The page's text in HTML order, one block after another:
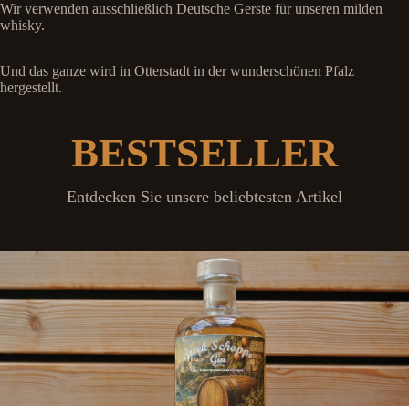
Wir verwenden ausschließlich Deutsche Gerste für unseren milden
whisky.
Und das ganze wird in Otterstadt in der wunderschönen Pfalz
hergestellt.
BESTSELLER
Entdecken Sie unsere beliebtesten Artikel